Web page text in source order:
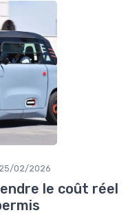
25/02/2026
le coût réel